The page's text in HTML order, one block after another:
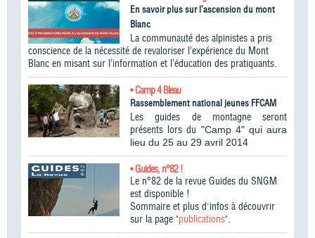
En savoir plus sur l’ascension du mont
Blanc
La communauté des alpinistes a pris
conscience de la nécessité de revaloriser l’expérience du Mont
Blanc en misant sur l’information et l’éducation des pratiquants.
• Camp 4 Bleau
Rassemblement national jeunes FFCAM
Les guides de montagne seront
présents lors du "Camp 4" qui aura
lieu du 25 au 29 avril 2014
• Guides, n°82 !
Le n°82 de la revue Guides du SNGM
est disponible !
Sommaire et plus d'infos à découvrir
sur la page "publications".